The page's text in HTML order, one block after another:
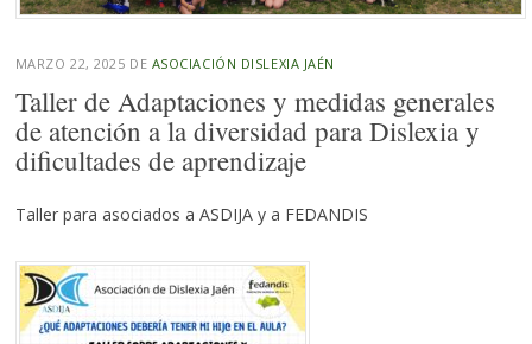
MARZO 22, 2025 DE ASOCIACIÓN DISLEXIA JAÉN
Taller de Adaptaciones y medidas generales
de atención a la diversidad para Dislexia y
dificultades de aprendizaje
Taller para asociados a ASDIJA y a FEDANDIS